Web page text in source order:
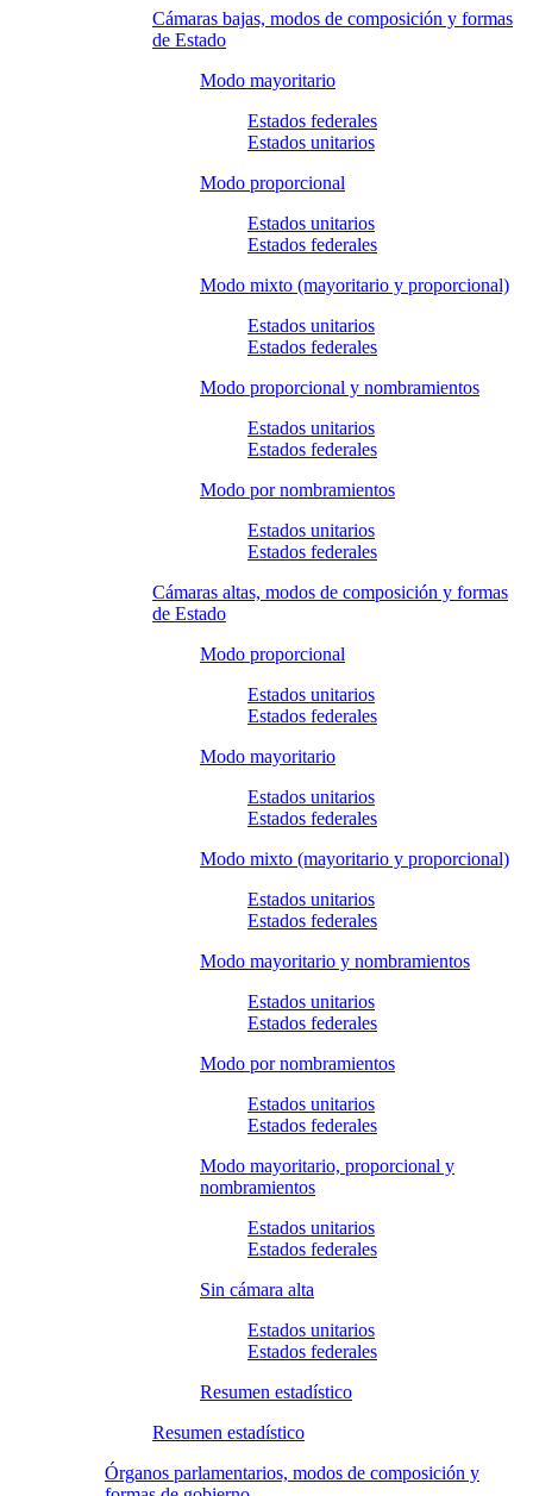
Cámaras bajas, modos de composición y formas
de Estado
Modo mayoritario
Estados federales
Estados unitarios
Modo proporcional
Estados unitarios
Estados federales
Modo mixto (mayoritario y proporcional)
Estados unitarios
Estados federales
Modo proporcional y nombramientos
Estados unitarios
Estados federales
Modo por nombramientos
Estados unitarios
Estados federales
Cámaras altas, modos de composición y formas
de Estado
Modo proporcional
Estados unitarios
Estados federales
Modo mayoritario
Estados unitarios
Estados federales
Modo mixto (mayoritario y proporcional)
Estados unitarios
Estados federales
Modo mayoritario y nombramientos
Estados unitarios
Estados federales
Modo por nombramientos
Estados unitarios
Estados federales
Modo mayoritario, proporcional y
nombramientos
Estados unitarios
Estados federales
Sin cámara alta
Estados unitarios
Estados federales
Resumen estadístico
Resumen estadístico
Órganos parlamentarios, modos de composición y